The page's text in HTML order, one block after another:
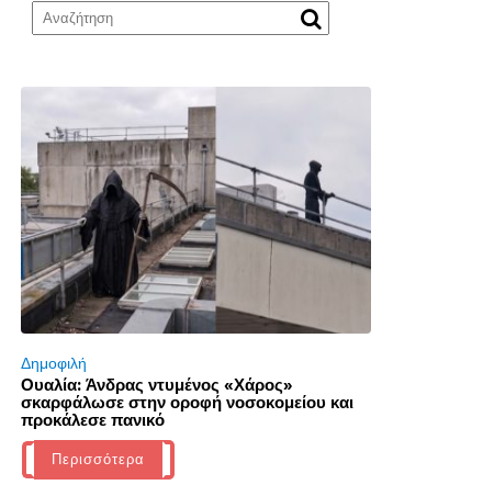
Δημοφιλή
Ουαλία: Άνδρας ντυμένος «Χάρος»
σκαρφάλωσε στην οροφή νοσοκομείου και
προκάλεσε πανικό
Περισσότερα